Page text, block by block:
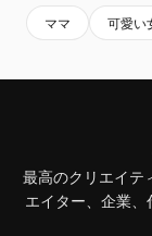
ママ 可愛い
最高のクリエイテ
エイター、企業